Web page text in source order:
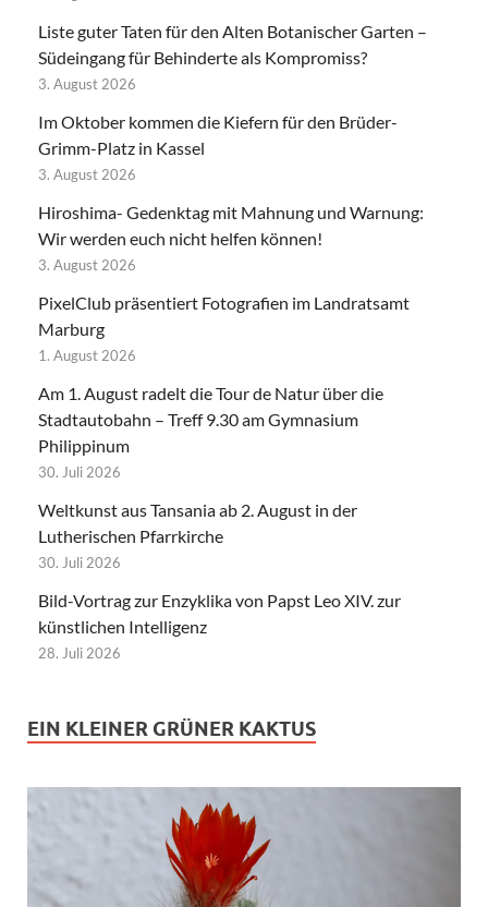
Liste guter Taten für den Alten Botanischer Garten –
Südeingang für Behinderte als Kompromiss?
3. August 2026
Im Oktober kommen die Kiefern für den Brüder-
Grimm-Platz in Kassel
3. August 2026
Hiroshima- Gedenktag mit Mahnung und Warnung:
Wir werden euch nicht helfen können!
3. August 2026
PixelClub präsentiert Fotografien im Landratsamt
Marburg
1. August 2026
Am 1. August radelt die Tour de Natur über die
Stadtautobahn – Treff 9.30 am Gymnasium
Philippinum
30. Juli 2026
Weltkunst aus Tansania ab 2. August in der
Lutherischen Pfarrkirche
30. Juli 2026
Bild-Vortrag zur Enzyklika von Papst Leo XIV. zur
künstlichen Intelligenz
28. Juli 2026
EIN KLEINER GRÜNER KAKTUS